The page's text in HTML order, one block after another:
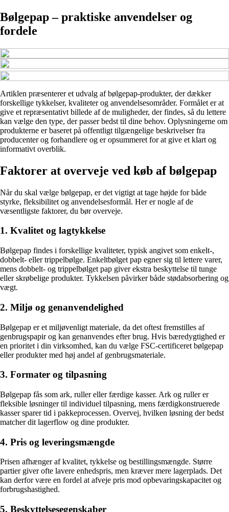
Bølgepap – praktiske anvendelser og
fordele
Artiklen præsenterer et udvalg af bølgepap-produkter, der dækker
forskellige tykkelser, kvaliteter og anvendelsesområder. Formålet er at
give et repræsentativt billede af de muligheder, der findes, så du lettere
kan vælge den type, der passer bedst til dine behov. Oplysningerne om
produkterne er baseret på offentligt tilgængelige beskrivelser fra
producenter og forhandlere og er opsummeret for at give et klart og
informativt overblik.
Faktorer at overveje ved køb af bølgepap
Når du skal vælge bølgepap, er det vigtigt at tage højde for både
styrke, fleksibilitet og anvendelsesformål. Her er nogle af de
væsentligste faktorer, du bør overveje.
1. Kvalitet og lagtykkelse
Bølgepap findes i forskellige kvaliteter, typisk angivet som enkelt-,
dobbelt- eller trippelbølge. Enkeltbølget pap egner sig til lettere varer,
mens dobbelt- og trippelbølget pap giver ekstra beskyttelse til tunge
eller skrøbelige produkter. Tykkelsen påvirker både stødabsorbering og
vægt.
2. Miljø og genanvendelighed
Bølgepap er et miljøvenligt materiale, da det oftest fremstilles af
genbrugspapir og kan genanvendes efter brug. Hvis bæredygtighed er
en prioritet i din virksomhed, kan du vælge FSC-certificeret bølgepap
eller produkter med høj andel af genbrugsmateriale.
3. Formater og tilpasning
Bølgepap fås som ark, ruller eller færdige kasser. Ark og ruller er
fleksible løsninger til individuel tilpasning, mens færdigkonstruerede
kasser sparer tid i pakkeprocessen. Overvej, hvilken løsning der bedst
matcher dit lagerflow og dine produkter.
4. Pris og leveringsmængde
Prisen afhænger af kvalitet, tykkelse og bestillingsmængde. Større
partier giver ofte lavere enhedspris, men kræver mere lagerplads. Det
kan derfor være en fordel at afveje pris mod opbevaringskapacitet og
forbrugshastighed.
5. Beskyttelsesegenskaber